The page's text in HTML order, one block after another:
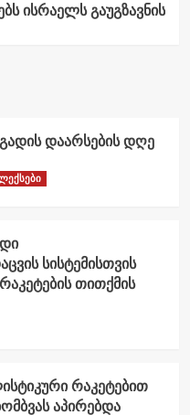
ისრაელს გაუგზავნის
დაარსების დღე
სისტემისთვის
თითქმის
რაკეტებით
აპირებდა